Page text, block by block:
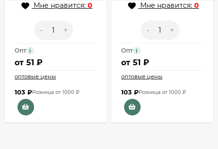
Мне нравится: 0
- +
Опт i
от 51 ₽
оптовые цены
103 ₽Розница от 1000 ₽
Мне нравится: 0
- +
Опт i
от 51 ₽
оптовые цены
103 ₽Розница от 1000 ₽